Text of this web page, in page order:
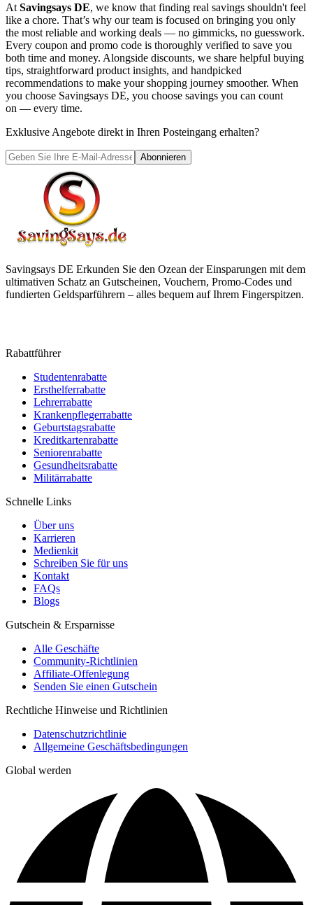
At Savingsays DE, we know that finding real savings shouldn't feel
like a chore. That’s why our team is focused on bringing you only
the most reliable and working deals — no gimmicks, no guesswork.
Every coupon and promo code is thoroughly verified to save you
both time and money. Alongside discounts, we share helpful buying
tips, straightforward product insights, and handpicked
recommendations to make your shopping journey smoother. When
you choose Savingsays DE, you choose savings you can count
on — every time.
Exklusive Angebote direkt in Ihren Posteingang erhalten?
Abonnieren
Savingsays DE Erkunden Sie den Ozean der Einsparungen mit dem
ultimativen Schatz an Gutscheinen, Vouchern, Promo-Codes und
fundierten Geldsparführern – alles bequem auf Ihrem Fingerspitzen.
Rabattführer
Studentenrabatte
Ersthelferrabatte
Lehrerrabatte
Krankenpflegerrabatte
Geburtstagsrabatte
Kreditkartenrabatte
Seniorenrabatte
Gesundheitsrabatte
Militärrabatte
Schnelle Links
Über uns
Karrieren
Medienkit
Schreiben Sie für uns
Kontakt
FAQs
Blogs
Gutschein & Ersparnisse
Alle Geschäfte
Community-Richtlinien
Affiliate-Offenlegung
Senden Sie einen Gutschein
Rechtliche Hinweise und Richtlinien
Datenschutzrichtlinie
Allgemeine Geschäftsbedingungen
Global werden